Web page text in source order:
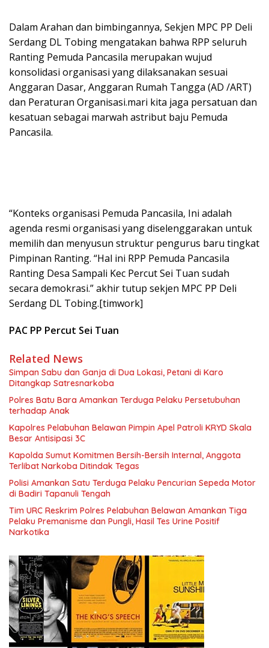
Dalam Arahan dan bimbingannya, Sekjen MPC PP Deli
Serdang DL Tobing mengatakan bahwa RPP seluruh
Ranting Pemuda Pancasila merupakan wujud
konsolidasi organisasi yang dilaksanakan sesuai
Anggaran Dasar, Anggaran Rumah Tangga (AD /ART)
dan Peraturan Organisasi.mari kita jaga persatuan dan
kesatuan sebagai marwah astribut baju Pemuda
Pancasila.
“Konteks organisasi Pemuda Pancasila, Ini adalah
agenda resmi organisasi yang diselenggarakan untuk
memilih dan menyusun struktur pengurus baru tingkat
Pimpinan Ranting. “Hal ini RPP Pemuda Pancasila
Ranting Desa Sampali Kec Percut Sei Tuan sudah
secara demokrasi.” akhir tutup sekjen MPC PP Deli
Serdang DL Tobing.[timwork]
PAC PP Percut Sei Tuan
Related News
Simpan Sabu dan Ganja di Dua Lokasi, Petani di Karo
Ditangkap Satresnarkoba
Polres Batu Bara Amankan Terduga Pelaku Persetubuhan
terhadap Anak
Kapolres Pelabuhan Belawan Pimpin Apel Patroli KRYD Skala
Besar Antisipasi 3C
Kapolda Sumut Komitmen Bersih-Bersih Internal, Anggota
Terlibat Narkoba Ditindak Tegas
Polisi Amankan Satu Terduga Pelaku Pencurian Sepeda Motor
di Badiri Tapanuli Tengah
Tim URC Reskrim Polres Pelabuhan Belawan Amankan Tiga
Pelaku Premanisme dan Pungli, Hasil Tes Urine Positif
Narkotika